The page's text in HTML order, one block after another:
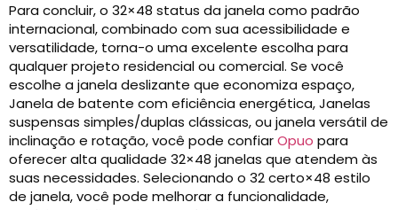
Para concluir, o 32×48 status da janela como padrão
internacional, combinado com sua acessibilidade e
versatilidade, torna-o uma excelente escolha para
qualquer projeto residencial ou comercial. Se você
escolhe a janela deslizante que economiza espaço,
Janela de batente com eficiência energética, Janelas
suspensas simples/duplas clássicas, ou janela versátil de
inclinação e rotação, você pode confiarOpuo para
oferecer alta qualidade 32×48 janelas que atendem às
suas necessidades. Selecionando o 32 certo×48 estilo
de janela, você pode melhorar a funcionalidade,